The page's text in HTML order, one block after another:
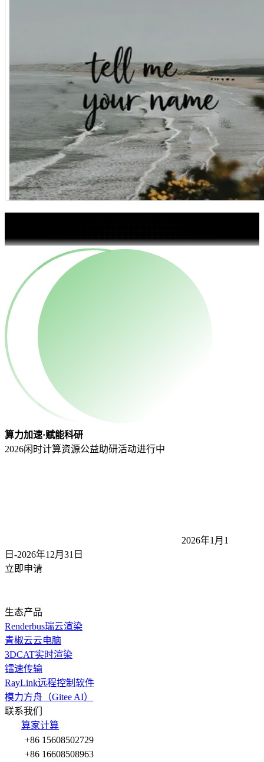
算力加速·赋能科研
2026闲时计算资源公益助研活动进行中
2026年1月1
日-2026年12月31 日
立即申请
生态产品
Renderbus瑞云渲染
青椒云云电脑
3DCAT实时渲染
镭速传输
RayLink远程控制软件
模力方舟（Gitee AI）
联系我们
算家计算
+86 15608502729
+86 16608508963